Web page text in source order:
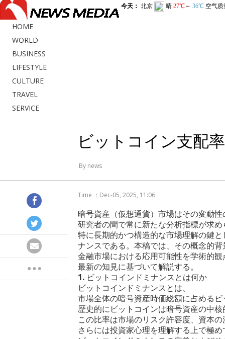
HOME
WORLD
BUSINESS
LIFESTYLE
CULTURE
TRAVEL
SERVICE
ビットコイン支配
By news
Time ：Dec-05, 2025, 11:06
暗号資産（仮想通貨）市場はその変動
研究者の間で常に新たな分析指標が求
特に長期的かつ構造的な市場理解の鍵
ナンスである。本稿では、その概念的
金融市場における応用可能性を学術的
最新の知見に基づいて解説する。
1. ビットコインドミナンスとは何か
ビットコインドミナンスとは、
市場全体の暗号資産時価総額に占める
歴史的にビットコインは暗号資産の中
この比率は市場のリスク許容度、資本
さらには投資家心理を理解する上で極